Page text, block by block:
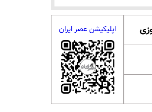
اپلیکیشن عصر ایران